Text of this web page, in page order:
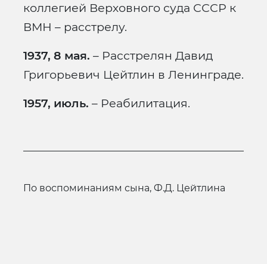
коллегией Верховного суда СССР к
ВМН – расстрелу.
1937, 8 мая. – Расстрелян Давид
Григорьевич Цейтлин в Ленинграде.
1957, июль. – Реабилитация.
по воспоминаниям сына, Ф.Д. Цейтлина